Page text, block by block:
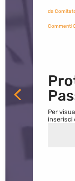
da
Commenti
Per
inserisci